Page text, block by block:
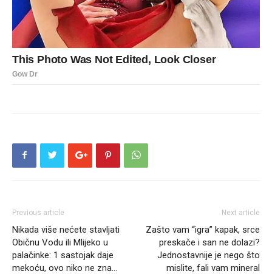
Previous article
Nikada više nećete stavljati
Običnu Vodu ili Mlijeko u
palačinke: 1 sastojak daje
mekoću, ovo niko ne zna…
Next article
Zašto vam “igra” kapak, srce
preskače i san ne dolazi?
Jednostavnije je nego što
mislite, fali vam mineral